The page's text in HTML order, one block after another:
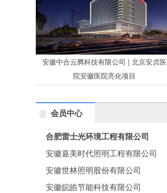
安徽中合云腾科技有限公司 | 北京安贞医
院安徽医院亮化项目
会员中心
合肥雷士光环境工程有限公司
安徽嘉美时代照明工程有限公司
安徽世林照明股份有限公司
安徽皖皓节能科技有限公司